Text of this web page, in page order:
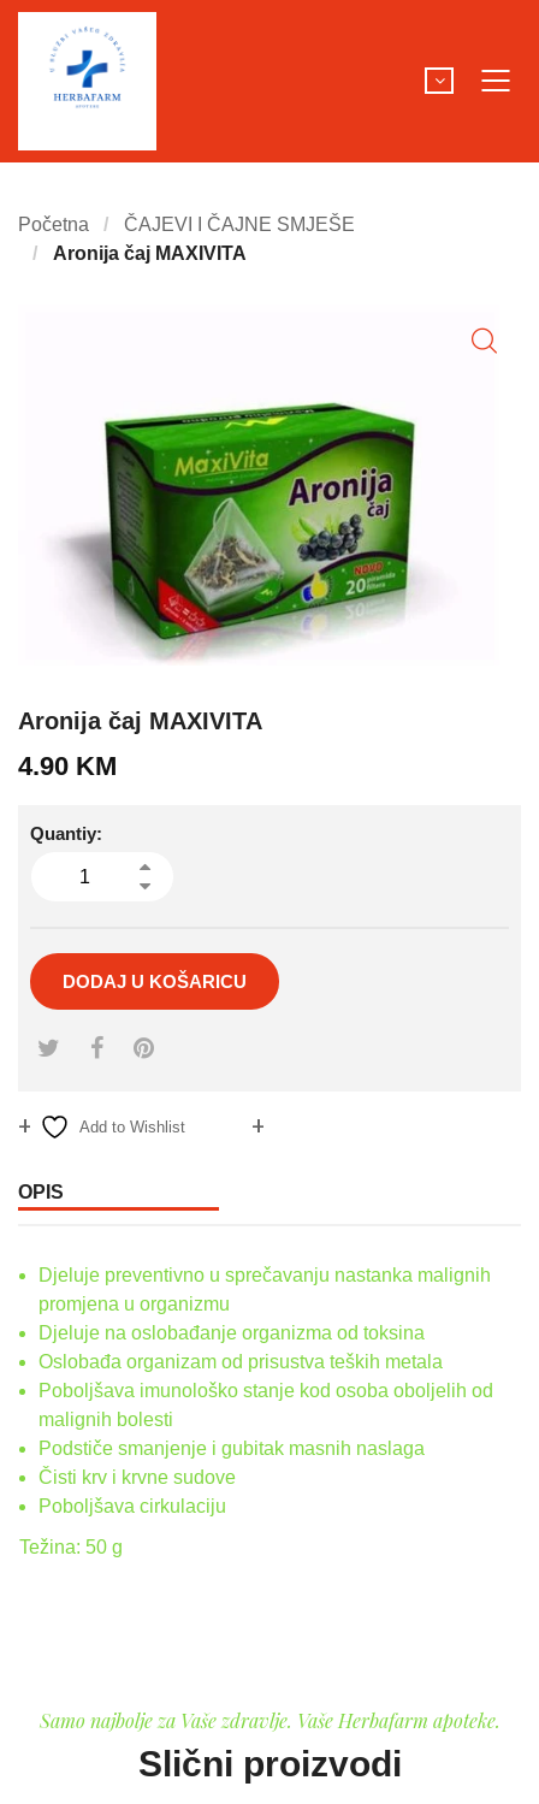
Početna
ČAJEVI I ČAJNE SMJEŠE
Aronija čaj MAXIVITA
Aronija čaj MAXIVITA
4.90 KM
Quantiy:
DODAJ U KOŠARICU
Add to Wishlist
OPIS
Djeluje preventivno u sprečavanju nastanka malignih
promjena u organizmu
Djeluje na oslobađanje organizma od toksina
Oslobađa organizam od prisustva teških metala
Poboljšava imunološko stanje kod osoba oboljelih od
malignih bolesti
Podstiče smanjenje i gubitak masnih naslaga
Čisti krv i krvne sudove
Poboljšava cirkulaciju
Težina: 50 g
Samo najbolje za Vaše zdravlje. Vaše Herbafarm apoteke.
Slični proizvodi